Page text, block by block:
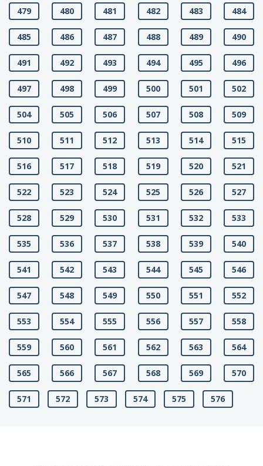
479 480 481 482 483 484
485 486 487 488 489 490
491 492 493 494 495 496
497 498 499 500 501 502
504 505 506 507 508 509
510 511 512 513 514 515
516 517 518 519 520 521
522 523 524 525 526 527
528 529 530 531 532 533
535 536 537 538 539 540
541 542 543 544 545 546
547 548 549 550 551 552
553 554 555 556 557 558
559 560 561 562 563 564
565 566 567 568 569 570
571 572 573 574 575 576